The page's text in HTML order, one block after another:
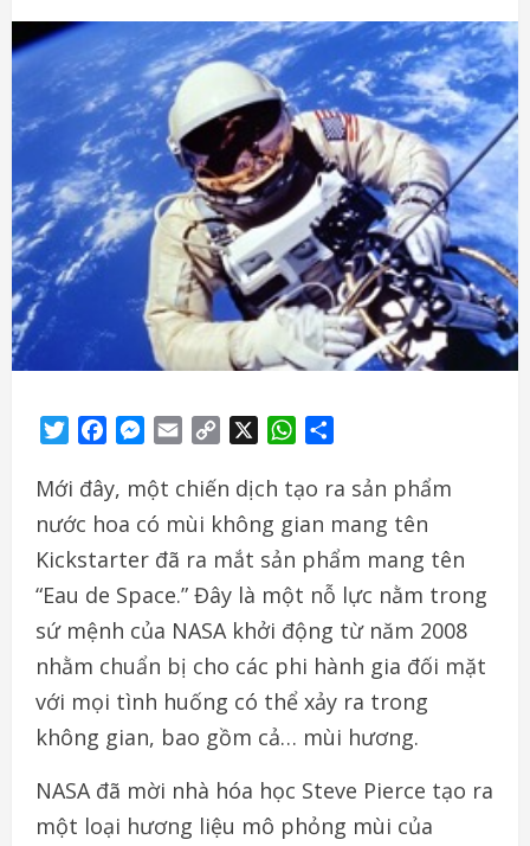
TwitterFacebookMessenger
Email
Copy
WhatsApp
Mới đây, một chiến dịch tạo ra sản phẩm
nước hoa có mùi không gian mang tên
Kickstarter đã ra mắt sản phẩm mang tên
“Eau de Space.” Đây là một nỗ lực nằm trong
sứ mệnh của NASA khởi động từ năm 2008
nhằm chuẩn bị cho các phi hành gia đối mặt
với mọi tình huống có thể xảy ra trong
không gian, bao gồm cả… mùi hương.
NASA đã mời nhà hóa học Steve Pierce tạo ra
một loại hương liệu mô phỏng mùi của